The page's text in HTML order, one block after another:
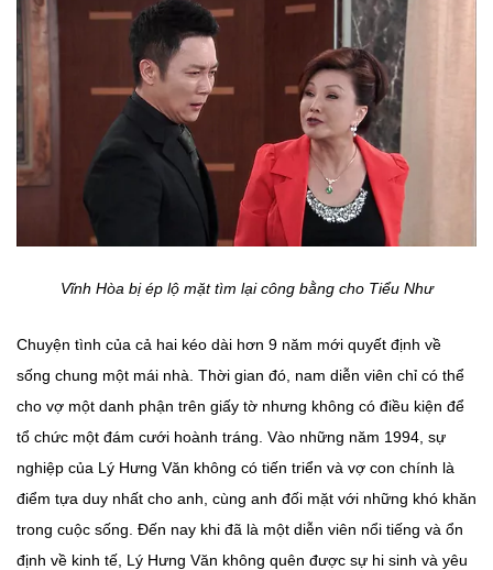
Vĩnh Hòa bị ép lộ mặt tìm lại công bằng cho Tiểu Như
Chuyện tình của cả hai kéo dài hơn 9 năm mới quyết định về
sống chung một mái nhà. Thời gian đó, nam diễn viên chỉ có thể
cho vợ một danh phận trên giấy tờ nhưng không có điều kiện để
tổ chức một đám cưới hoành tráng. Vào những năm 1994, sự
nghiệp của Lý Hưng Văn không có tiến triển và vợ con chính là
điểm tựa duy nhất cho anh, cùng anh đối mặt với những khó khăn
trong cuộc sống. Đến nay khi đã là một diễn viên nổi tiếng và ổn
định về kinh tế, Lý Hưng Văn không quên được sự hi sinh và yêu